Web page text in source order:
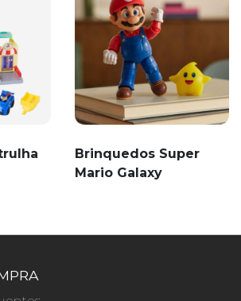
Brinquedos Super
Mario Galaxy